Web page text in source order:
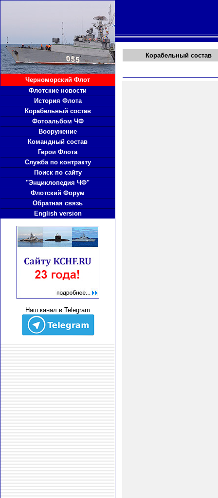
Черноморский Флот
Флотские новости
История Флота
Корабельный состав
Фотоальбом ЧФ
Вооружение
Командный состав
Герои Флота
Служба по контракту
Поиск по сайту
"Энциклопедия ЧФ"
Флотский Форум
Обратная связь
English version
Наш канал в Telegram
Корабельный состав